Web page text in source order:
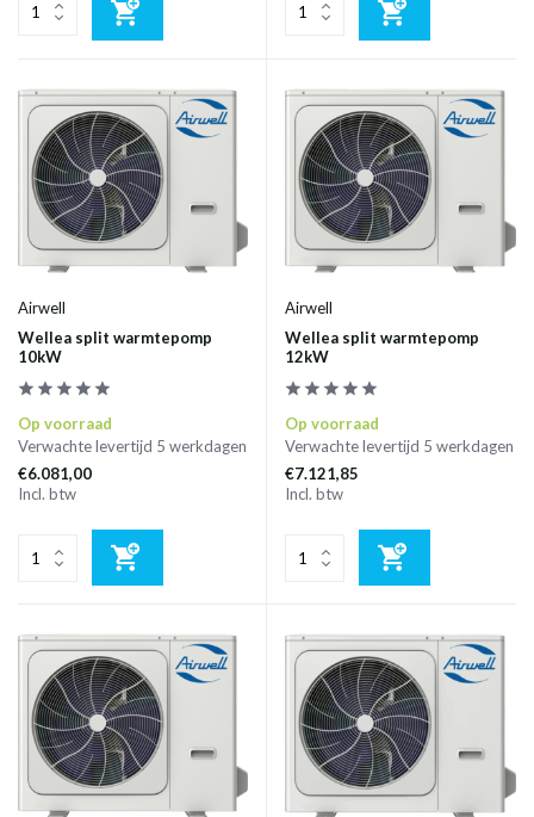
Airwell
Wellea split warmtepomp
10kW
Op voorraad
Verwachte levertijd 5 werkdagen
€6.081,00
Incl. btw
Airwell
Wellea split warmtepomp
12kW
Op voorraad
Verwachte levertijd 5 werkdagen
€7.121,85
Incl. btw